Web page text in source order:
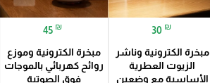
30 ₪
مبخرة الكترونية وناشر
الزيوت العطرية
الأساسية مع وضعين
45 ₪
مبخرة الكترونية وموزع
روائح كهربائي بالموجات
فوق الصوتية